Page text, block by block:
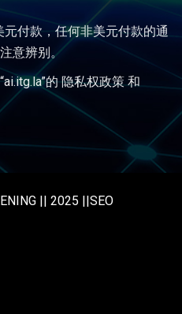
付款，任何非美元付款的通
意辨别。
的隐私权政策和
|| 2025 ||SEO